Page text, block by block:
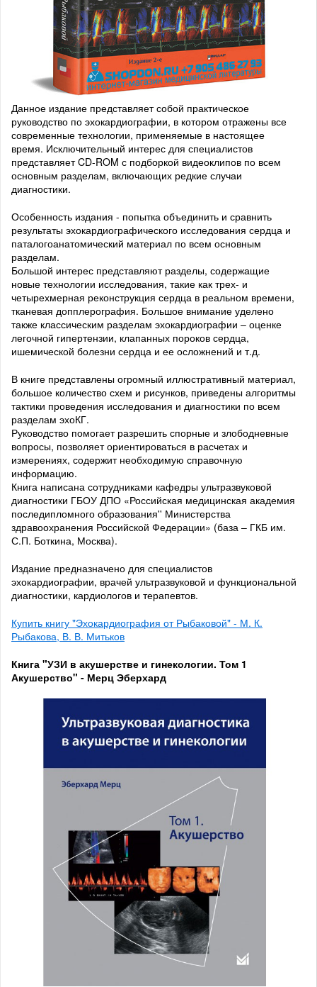
Данное издание представляет собой практическое
руководство по эхокардиографии, в котором отражены все
современные технологии, применяемые в настоящее
время. Исключительный интерес для специалистов
представляет CD-ROM с подборкой видеоклипов по всем
основным разделам, включающих редкие случаи
диагностики.
Особенность издания - попытка объединить и сравнить
результаты эхокардиографического исследования сердца и
паталогоанатомический материал по всем основным
разделам.
Большой интерес представляют разделы, содержащие
новые технологии исследования, такие как трех- и
четырехмерная реконструкция сердца в реальном времени,
тканевая допплерография. Большое внимание уделено
также классическим разделам эхокардиографии – оценке
легочной гипертензии, клапанных пороков сердца,
ишемической болезни сердца и ее осложнений и т.д.
В книге представлены огромный иллюстративный материал,
большое количество схем и рисунков, приведены алгоритмы
тактики проведения исследования и диагностики по всем
разделам эхоКГ.
Руководство помогает разрешить спорные и злободневные
вопросы, позволяет ориентироваться в расчетах и
измерениях, содержит необходимую справочную
информацию.
Книга написана сотрудниками кафедры ультразвуковой
диагностики ГБОУ ДПО «Российская медицинская академия
последипломного образования'' Министерства
здравоохранения Российской Федерации» (база – ГКБ им.
С.П. Боткина, Москва).
Издание предназначено для специалистов
эхокардиографии, врачей ультразвуковой и функциональной
диагностики, кардиологов и терапевтов.
Купить книгу "Эхокардиография от Рыбаковой" - М. К.
Рыбакова, В. В. Митьков
Книга "УЗИ в акушерстве и гинекологии. Том 1
Акушерство" - Мерц Эберхард